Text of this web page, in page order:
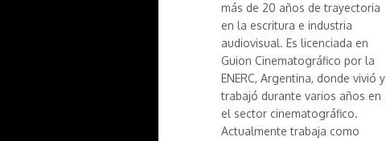
más de 20 años de trayectoria
en la escritura e industria
audiovisual. Es licenciada en
Guion Cinematográfico por la
ENERC, Argentina, donde vivió y
trabajó durante varios años en
el sector cinematográfico.
Actualmente trabaja como